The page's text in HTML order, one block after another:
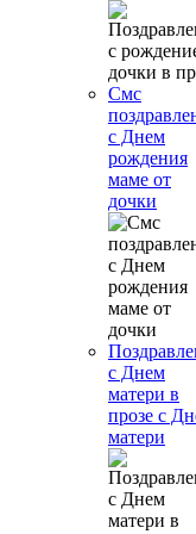
Смс
с Днем
рождения
маме от
дочки
с Днем
матери в
прозе с
матери